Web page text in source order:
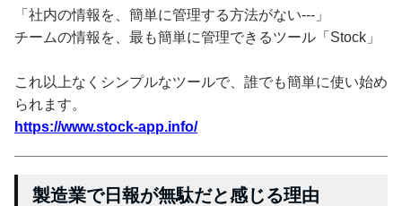
「社内の情報を、簡単に管理する方法がない---」
チームの情報を、最も簡単に管理できるツール「Stock」
これ以上なくシンプルなツールで、誰でも簡単に使い始め
られます。
https://www.stock-app.info/
製造業で日報が無駄だと感じる理由